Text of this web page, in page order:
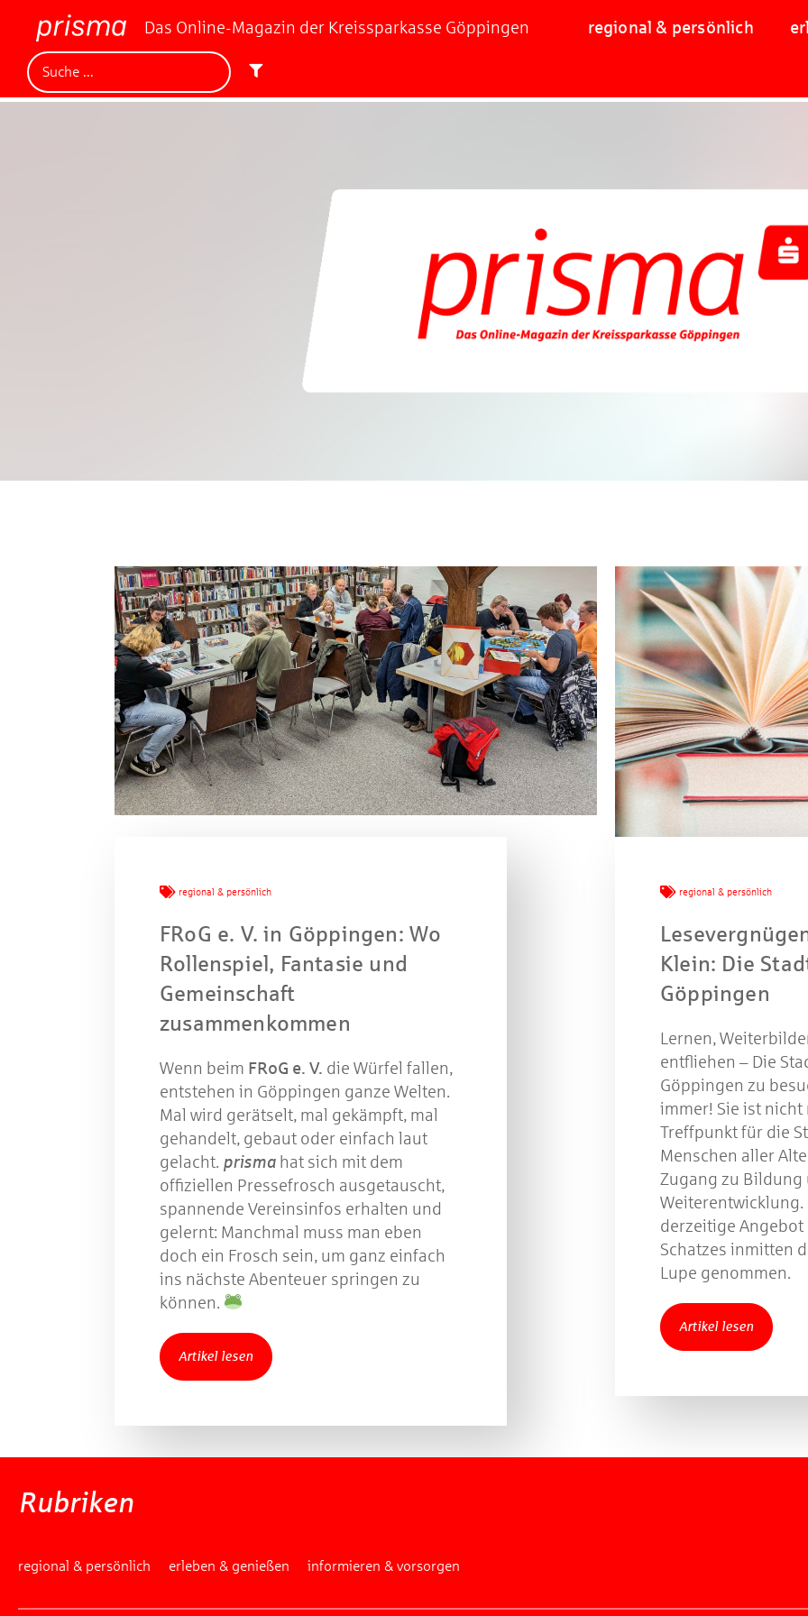
Das Online-Magazin der Kreissparkasse Göppingen regional & persönlich
regional & persönlich
FRoG e. V. in Göppingen: Wo
Rollenspiel, Fantasie und
Gemeinschaft
zusammenkommen
Wenn beim FRoG e. V. die Würfel fallen,
entstehen in Göppingen ganze Welten.
Mal wird gerätselt, mal gekämpft, mal
gehandelt, gebaut oder einfach laut
gelacht. prisma hat sich mit dem
offiziellen Pressefrosch ausgetauscht,
spannende Vereinsinfos erhalten und
gelernt: Manchmal muss man eben
doch ein Frosch sein, um ganz einfach
ins nächste Abenteuer springen zu
können.
Artikel lesen
regional & persönlich
Klein: Die
Göppingen
Lernen,
entfliehen – Die
Göppingen zu
immer! Sie ist
Treffpunkt für die
Menschen aller
Zugang zu
Weiterentwicklung.
derzeitige
Schatzes inmitten
Lupe genommen.
Artikel lesen
Rubriken
regional & persönlich erleben & genießen informieren & vorsorgen
Jetzt mitmachen und
Machen Sie mit bei unserem Gewinnspiel! Bis 31.
Welches Jubiläum feiert die Kreissparkasse